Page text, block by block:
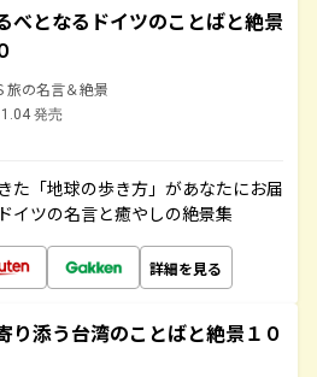
べとなるドイツのことばと絶景
旅の名言＆絶景
発売
た「地球の歩き方」があなたにお届
イツの名言と癒やしの絶景集
詳細を見る
り添う台湾のことばと絶景１０